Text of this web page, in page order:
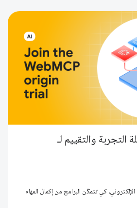
التجربة والتقييم لـ
كي تتمكّن البرامج من إكمال المهام